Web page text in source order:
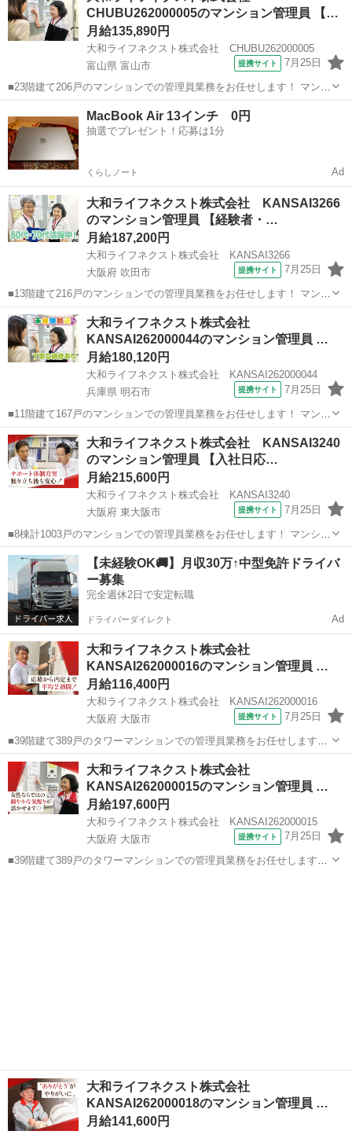
段・ゴミ置場など） ・受付業...CHUBU262000005のマンション管理員 【…
月給135,890円
大和ライフネクスト株式会社 CHUBU262000005
富山県 富山市
提携サイト 7月25日
■23階建て206戸のマンションでの管理員業務をお任せします！ マンシ
ョンにお住まいの方々の快適な暮らしを支える大切な仕事です。 具体
的には ・共用部分の清掃（エントランス・エレベーター内・廊下・階
段・ゴミ置場など） ・受...
MacBook Air 13インチ 0円
抽選でプレゼント！応募は1分
くらしノート Ad
大和ライフネクスト株式会社 KANSAI3266
のマンション管理員 【経験者・…
月給187,200円
大和ライフネクスト株式会社 KANSAI3266
大阪府 吹田市
提携サイト 7月25日
■13階建て216戸のマンションでの管理員業務をお任せします！ マンシ
ョンにお住まいの方々の快適な暮らしを支える大切な仕事です。 具体
的には ・受付業務（来訪者の応対、お住まいのお客様からのお問い合
わせ・ご相談など） ・共...
大阪 吹田市 マンション管理
大和ライフネクスト株式会社
KANSAI262000044のマンション管理員 …
月給180,120円
大和ライフネクスト株式会社 KANSAI262000044
兵庫県 明石市
提携サイト 7月25日
■11階建て167戸のマンションでの管理員業務をお任せします！ マンシ
ョンにお住まいの方々の快適な暮らしを支える大切な仕事です。 具体
的には ・受付業務（来訪者の応対、お住まいのお客様からのお問い合
わせ・ご相談など） ・共...
兵庫 明石市 マンション管理
大和ライフネクスト株式会社 KANSAI3240
のマンション管理員 【入社日応…
月給215,600円
大和ライフネクスト株式会社 KANSAI3240
大阪府 東大阪市
提携サイト 7月25日
■8棟計1003戸のマンションでの管理員業務をお任せします！ マンショ
ンにお住まいの方々の快適な暮らしを支える大切な仕事です。 具体的
には ・受付業務（来訪者の応対、お住まいのお客様からのお問い合わ
せ・ご相談など） ・共用...
大阪 東大阪市 マンション管理
【未経験OK🚚】月収30万↑中型免許ドライバ
ー募集
完全週休2日で安定転職
ドライバーダイレクト Ad
大和ライフネクスト株式会社
KANSAI262000016のマンション管理員 …
月給116,400円
大和ライフネクスト株式会社 KANSAI262000016
大阪府 大阪市
提携サイト 7月25日
■39階建て389戸のタワーマンションでの管理員業務をお任せします！
マンションにお住まいの方々の快適な暮らしを支える大切な仕事で
す。 具体的には ・受付業務（来訪者の応対、お住まいのお客様からの
お問い合わせ・ご相談など）...
大阪 大阪市 マンション管理
大和ライフネクスト株式会社
KANSAI262000015のマンション管理員 …
月給197,600円
大和ライフネクスト株式会社 KANSAI262000015
大阪府 大阪市
提携サイト 7月25日
■39階建て389戸のタワーマンションでの管理員業務をお任せします！
大和ライフネクスト株式会社
KANSAI262000018のマンション管理員 …
月給141,600円